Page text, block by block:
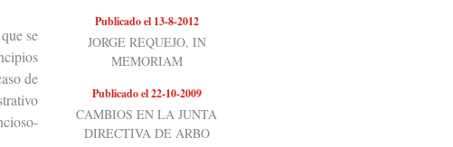
se
de
Publicado el 13-8-2012
JORGE REQUEJO, IN
MEMORIAM
Publicado el 22-10-2009
CAMBIOS EN LA JUNTA
DIRECTIVA DE ARBO